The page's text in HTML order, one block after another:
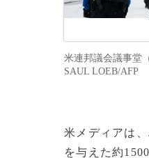
米連邦議会議事堂
SAUL LOEB/AFP
米メディアは
を与えた約